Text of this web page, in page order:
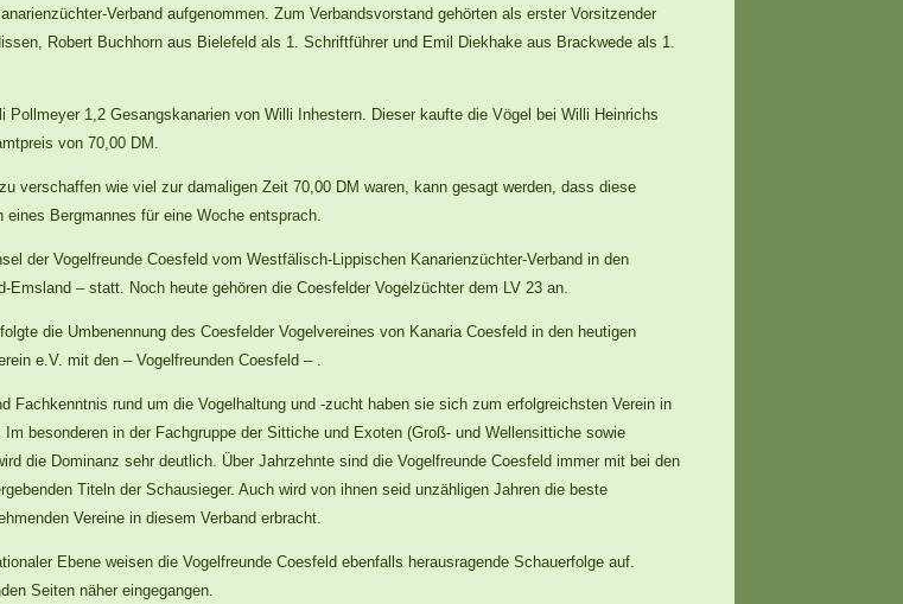
Verband aufgenommen. Zum Verbandsvorstand gehörten als erster Vorsitzender
Robert Buchhorn aus Bielefeld als 1. Schriftführer und Emil Diekhake aus Brackwede als 1.
Pollmeyer 1,2 Gesangskanarien von Willi Inhestern. Dieser kaufte die Vögel bei Willi Heinrichs
von 70,00 DM.
verschaffen wie viel zur damaligen Zeit 70,00 DM waren, kann gesagt werden, dass diese
eines Bergmannes für eine Woche entsprach.
der Vogelfreunde Coesfeld vom Westfälisch-Lippischen Kanarienzüchter-Verband in den
Emsland – statt. Noch heute gehören die Coesfelder Vogelzüchter dem LV 23 an.
die Umbenennung des Coesfelder Vogelvereines von Kanaria Coesfeld in den heutigen
e.V. mit den – Vogelfreunden Coesfeld – .
Fachkenntnis rund um die Vogelhaltung und -zucht haben sie sich zum erfolgreichsten Verein in
Im besonderen in der Fachgruppe der Sittiche und Exoten (Groß- und Wellensittiche sowie
die Dominanz sehr deutlich. Über Jahrzehnte sind die Vogelfreunde Coesfeld immer mit bei den
Titeln der Schausieger. Auch wird von ihnen seid unzähligen Jahren die beste
Vereine in diesem Verband erbracht.
Ebene weisen die Vogelfreunde Coesfeld ebenfalls herausragende Schauerfolge auf.
Seiten näher eingegangen.